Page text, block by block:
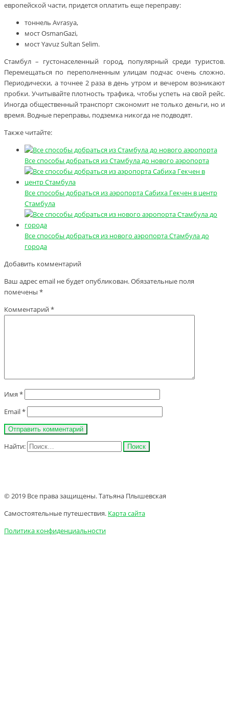
европейской части, придется оплатить еще переправу:
тоннель Avrasya,
мост OsmanGazi,
мост Yavuz Sultan Selim.
Стамбул – густонаселенный город, популярный среди туристов.
Перемещаться по переполненным улицам подчас очень сложно.
Периодически, а точнее 2 раза в день утром и вечером возникают
пробки. Учитывайте плотность трафика, чтобы успеть на свой рейс.
Иногда общественный транспорт сэкономит не только деньги, но и
время. Водные переправы, подземка никогда не подводят.
Также читайте:
Все способы добраться из Стамбула до нового аэропорта
Все способы добраться из аэропорта Сабиха Гекчен в центр
Стамбула
Все способы добраться из нового аэропорта Стамбула до
города
Добавить комментарий
Ваш адрес email не будет опубликован.Обязательные поля
помечены *
Комментарий*
Имя *
Email*
Найти:
© 2019 Все права защищены. Татьяна Плышевская
Самостоятельные путешествия. Карта сайта
Политика конфиденциальности